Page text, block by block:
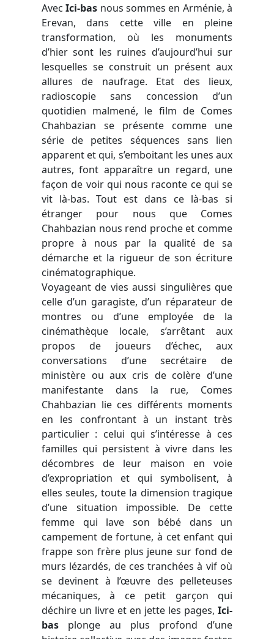
AvecIci-bas nous sommes en Arménie, à
Erevan, dans cette ville en pleine
transformation, où les monuments
d’hier sont les ruines d’aujourd’hui sur
lesquelles se construit un présent aux
allures de naufrage. Etat des lieux,
radioscopie sans concession d’un
quotidien malmené, le film de Comes
Chahbazian se présente comme une
série de petites séquences sans lien
apparent et qui, s’emboitant les unes aux
autres, font apparaître un regard, une
façon de voir qui nous raconte ce qui se
vit là-bas. Tout est dans ce là-bas si
étranger pour nous que Comes
Chahbazian nous rend proche et comme
propre à nous par la qualité de sa
démarche et la rigueur de son écriture
cinématographique.
Voyageant de vies aussi singulières que
celle d’un garagiste, d’un réparateur de
montres ou d’une employée de la
cinémathèque locale, s’arrêtant aux
propos de joueurs d’échec, aux
conversations d’une secrétaire de
ministère ou aux cris de colère d’une
manifestante dans la rue, Comes
Chahbazian lie ces différents moments
en les confrontant à un instant très
particulier : celui qui s’intéresse à ces
familles qui persistent à vivre dans les
décombres de leur maison en voie
d’expropriation et qui symbolisent, à
elles seules, toute la dimension tragique
d’une situation impossible. De cette
femme qui lave son bébé dans un
campement de fortune, à cet enfant qui
frappe son frère plus jeune sur fond de
murs lézardés, de ces tranchées à vif où
se devinent à l’œuvre des pelleteuses
mécaniques, à ce petit garçon qui
déchire un livre et en jette les pages, Ici-
bas plonge au plus profond d’une